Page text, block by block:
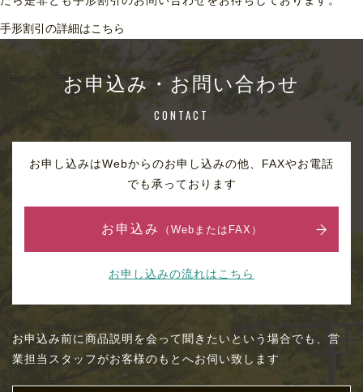
手形割引の詳細はこちら
お申込み・お問い合わせ
CONTACT
お申し込みはWebからのお申し込みの他、FAXやお電話
でも承っております
お申込み （WebまたはFAX）
お申し込みの流れはこちら
お申込み前に商品説明を会って聞きたいという場合でも、営
業担当スタッフがお客様のもとへお伺い致します